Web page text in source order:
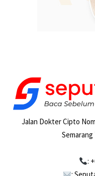
Jalan Dokter Cipto
: